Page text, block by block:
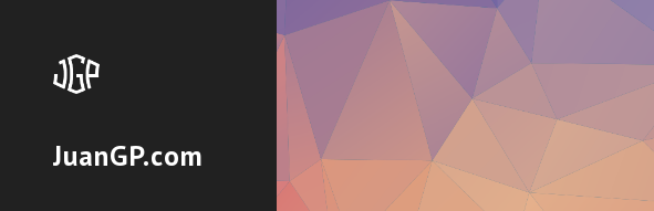
Skip to main content
JuanGP.com